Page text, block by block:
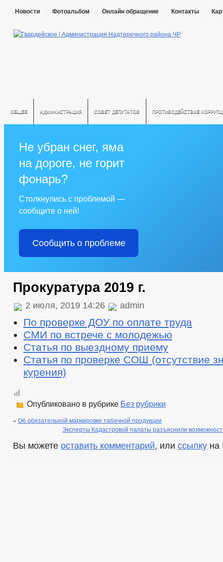
Новости Фотоальбом Онлайн обращение Контакты
ОБЩЕЕ АДМИНИСТРАЦИЯ СОВЕТ ДЕПУТАТОВ ПРОТИВОДЕЙСТВИЕ
Не убран снег, яма
на дороге, не горит
фонарь?
Столкнулись с проблемой —
сообщите о ней!
Сообщить о проблеме
Прокуратура 2019 г.
2 июля, 2019 14:26 admin
По проверке ДОУ по оплате труда
СМИ по встрече с молодежью
Статья по выездному приему
Статья по проверке СОШ (отсутствие
курения)
Опубликовано в рубрике Без рубрики
« Об обязательной маркировке табачной продукции
Эксперты Кадастровой палаты разъяснили
Вы можете оставить комментарий, или ссылку на